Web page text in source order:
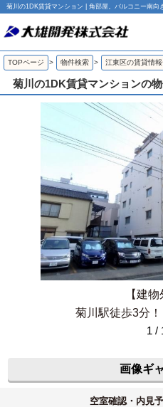
菊川の1DK賃貸マンション | 角部屋。バルコニー南向
TOPページ > 物件検索 > 江東区の賃貸情
菊川の1DK賃貸マンションの
【建物
菊川駅徒歩3分
1 /
画像ギ
空室確認・内見